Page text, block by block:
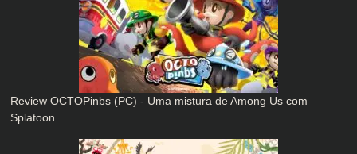
Review OCTOPinbs (PC) - Uma mistura de Among Us com
Splatoon